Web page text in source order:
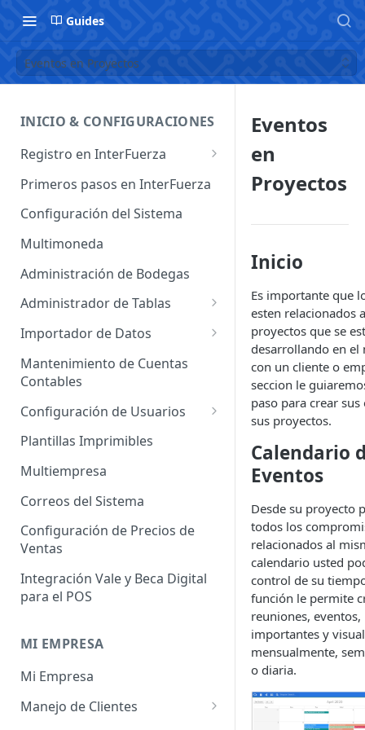
Guides
Eventos en Proyectos
INICIO & CONFIGURACIONES
Registro en InterFuerza
Iniciar Sesión en InterFuerza
Recuperar Contraseña
Cómo pagar en línea sus
Primeros pasos en InterFuerza
Configuración del Sistema
Multimoneda
Administración de Bodegas
Administrador de Tablas
Administrador de Tablas de
Clientes
Administrador de Tablas para
Administrador de Tablas para
CRM
Administrador de Tablas para
Impuestos
Inventario
Sistema
Administrador de Tablas de
Importador de Datos
Importador de Cuentas
Contables
Importador de Clientes
Importador de Proveedores
Importador de Productos
Importador de Activos Fijos
Importador de Lista de Precios
Importador de Ajuste de
Inventario
Importador de Prospectos
Cobrar
Importador de Cuentas por
Pagar
Mantenimiento de Cuentas
Contables
Configuración de Usuarios
Permisos de Usuarios
Usuarios Invitados
Perfil de Usuario
Cómo eliminar usuarios
Plantillas Imprimibles
Multiempresa
Correos del Sistema
Configuración de Precios de
Ventas
Integración Vale y Beca Digital
para el POS
MI EMPRESA
Mi Empresa
Manejo de Clientes
Eventos
en
Proyectos
Inicio
Es importante que
esten relacionados
proyectos que se
desarrollando en el
con un cliente o
seccion le
paso para crear sus
sus proyectos.
Calendario
Eventos
Desde su proyecto
todos los
relacionados al
calendario usted
control de su
función le permite
reuniones, eventos,
importantes y
mensualmente,
o diaria.